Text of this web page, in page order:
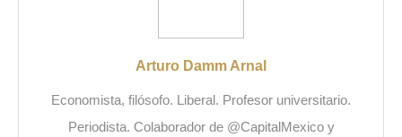
Arturo Damm Arnal
Economista, filósofo. Liberal. Profesor universitario.
Periodista. Colaborador de @CapitalMexico y